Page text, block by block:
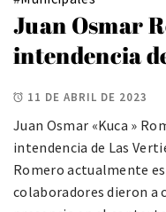
Juan Osmar
intendencia
11 DE ABRIL DE 2023
Juan Osmar «Kuca »
intendencia de Las
Romero actualmente
colaboradores dieron a